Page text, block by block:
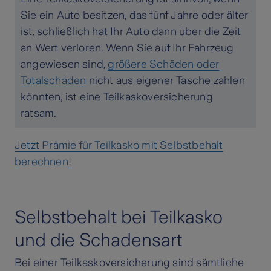
Sie ein Auto besitzen, das fünf Jahre oder älter
ist, schließlich hat Ihr Auto dann über die Zeit
an Wert verloren. Wenn Sie auf Ihr Fahrzeug
angewiesen sind, größere Schäden oder
Totalschäden nicht aus eigener Tasche zahlen
könnten, ist eine Teilkaskoversicherung
ratsam.
Jetzt Prämie für Teilkasko mit Selbstbehalt
berechnen!
Selbstbehalt bei Teilkasko
und die Schadensart
Bei einer Teilkaskoversicherung sind sämtliche